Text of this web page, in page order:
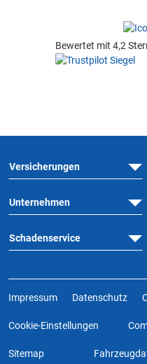
Bewertet mit 4,2
Versicherungen
Unternehmen
Schadenservice
Impressum Datenschutz
Cookie-Einstellungen
Sitemap